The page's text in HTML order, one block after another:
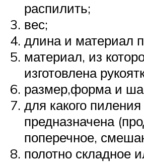
распилить;
вес;
длина и материал
материал, из
изготовлена
размер,форма и
для какого пиления
предназначена
поперечное,
полотно складное